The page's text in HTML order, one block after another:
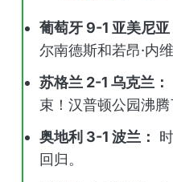
葡萄牙 9-1 亚美尼亚
尔南德斯和若昂·内
苏格兰 2-1 乌克兰：
束！汉普顿公园沸腾
奥地利 3-1 波兰：
回归。